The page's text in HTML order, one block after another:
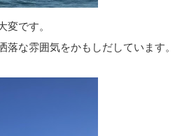
です。
な雰囲気をかもしだしています。